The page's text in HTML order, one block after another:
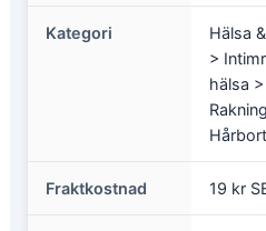
Kategori
Hälsa
>
hälsa
Fraktkostnad 19 kr